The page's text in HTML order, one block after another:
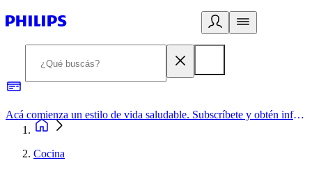
Acá comienza un estilo de vida saludable. Subscríbete y obtén información de primera mano
Cocina